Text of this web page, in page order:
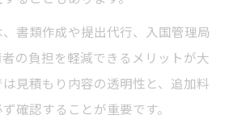
書類作成や提出代行、入国管理局
の負担を軽減できるメリットが大
見積もり内容の透明性と、追加料
確認することが重要です。